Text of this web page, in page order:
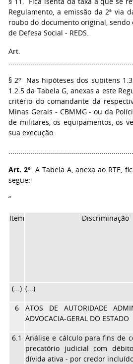
Regulamento, a emissão da 2ª via
roubo do documento original, sendo
de Defesa Social - REDS.
§ 2º Nas hipóteses dos subitens
1.2.5 da Tabela G, anexas a este
critério do comandante da
Minas Gerais - CBMMG - ou da
de militares, os equipamentos, os
sua execução.
Art. 2º A Tabela A, anexa ao RTE,
segue:
“
Item Discriminação
(...) (...)
6
ATOS DE AUTORIDADE
ADVOCACIA-GERAL DO ESTADO
6.1 Análise e cálculo para fins de
precatório judicial com
dívida ativa - por credor